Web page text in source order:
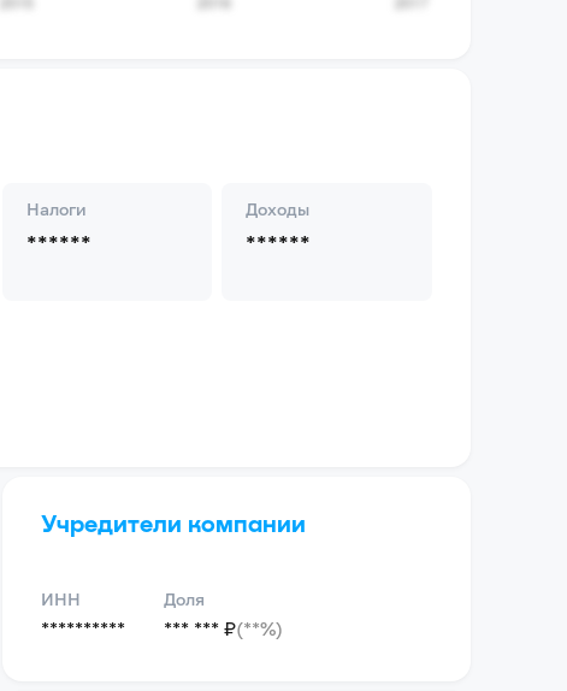
Налоги
******
Доходы
******
Учредители компании
ИНН
**********
Доля
*** *** ₽(**%)